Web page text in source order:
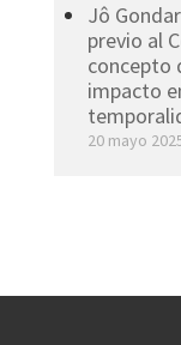
Jô
previo al
concepto
impacto
20 mayo